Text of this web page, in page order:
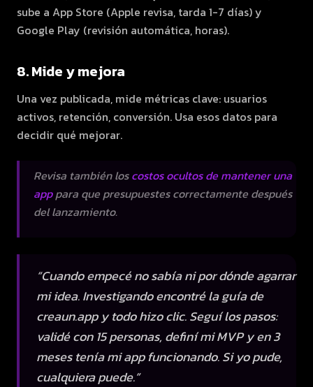
sube a App Store (Apple revisa, tarda 1-7 días) y
Google Play (revisión automática, horas).
8. Mide y mejora
Una vez publicada, mide métricas clave: usuarios
activos, retención, conversión. Usa esos datos para
decidir qué mejorar.
Revisa también loscostos ocultos de mantener una
apppara que presupuestes correctamente después
del lanzamiento.
“Cuando empecé no sabía ni por dónde agarrar
mi idea. Investigando encontré la guía de
creaun.app y todo hizo clic. Seguí los pasos:
validé con 15 personas, definí mi MVP y en 3
meses tenía mi app funcionando. Si yo pude,
cualquiera puede.”